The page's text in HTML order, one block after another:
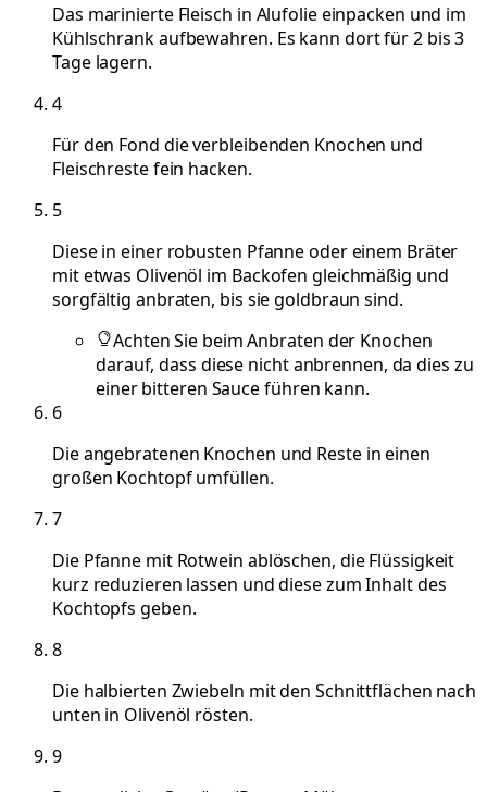
Das marinierte Fleisch in Alufolie einpacken und im
Kühlschrank aufbewahren. Es kann dort für 2 bis 3
Tage lagern.
4
Für den Fond die verbleibenden Knochen und
Fleischreste fein hacken.
5
Diese in einer robusten Pfanne oder einem Bräter
mit etwas Olivenöl im Backofen gleichmäßig und
sorgfältig anbraten, bis sie goldbraun sind.
Achten Sie beim Anbraten der Knochen
darauf, dass diese nicht anbrennen, da dies zu
einer bitteren Sauce führen kann.
6
Die angebratenen Knochen und Reste in einen
großen Kochtopf umfüllen.
7
Die Pfanne mit Rotwein ablöschen, die Flüssigkeit
kurz reduzieren lassen und diese zum Inhalt des
Kochtopfs geben.
8
Die halbierten Zwiebeln mit den Schnittflächen nach
unten in Olivenöl rösten.
9